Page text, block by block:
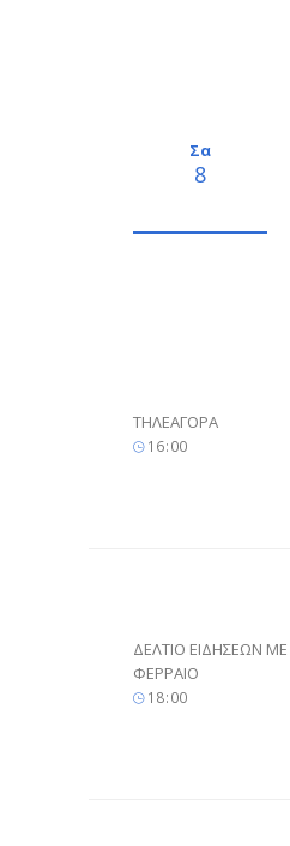
Σα
8
ΤΗΛΕΑΓΟΡΑ
16 00
ΔΕΛΤΙΟ ΕΙΔΗΣΕΩΝ
ΦΕΡΡΑΙΟ
18 00